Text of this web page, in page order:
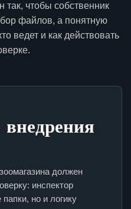
так, чтобы собственник
файлов, а понятную
ведет и как действовать
должен
инспектор
но и логику